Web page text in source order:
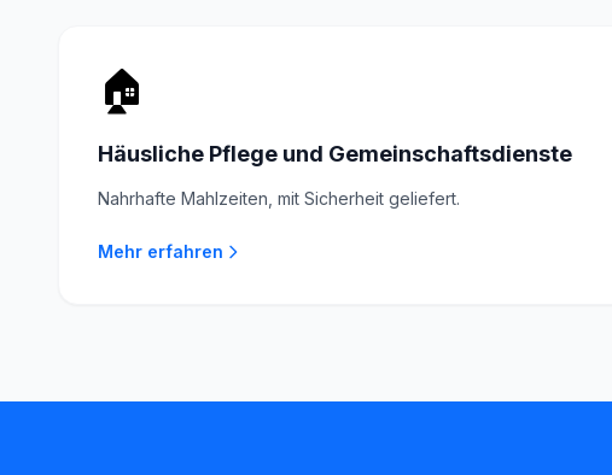
🏠
Häusliche Pflege und Gemeinschaftsdienste
Nahrhafte Mahlzeiten, mit Sicherheit geliefert.
Mehr erfahren